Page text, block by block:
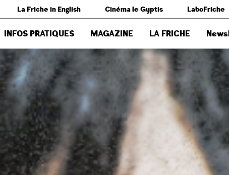
La Friche in English Cinéma le Gyptis LaboFriche
INFOS PRATIQUES MAGAZINE LA FRICHE